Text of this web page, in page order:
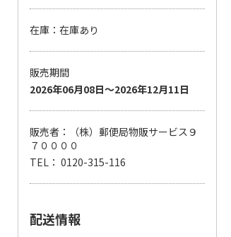
在庫：在庫あり
販売期間
2026年06月08日～2026年12月11日
販売者：（株）郵便局物販サービス９
７００００
TEL： 0120-315-116
配送情報